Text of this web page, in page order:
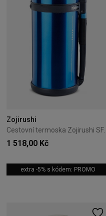
Zojirushi
1 518,00 Kč
extra -5% s kódem: PROMO